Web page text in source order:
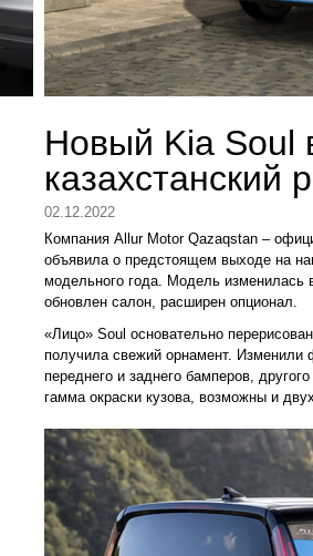
Новый Kia Soul
казахстанский
02.12.2022
Компания Allur Motor Qazaqstan –
объявила о предстоящем выходе на
модельного года. Модель изменилась
обновлен салон, расширен опционал.
«Лицо» Soul основательно
получила свежий орнамент. Изменили
переднего и заднего бамперов,
гамма окраски кузова, возможны и